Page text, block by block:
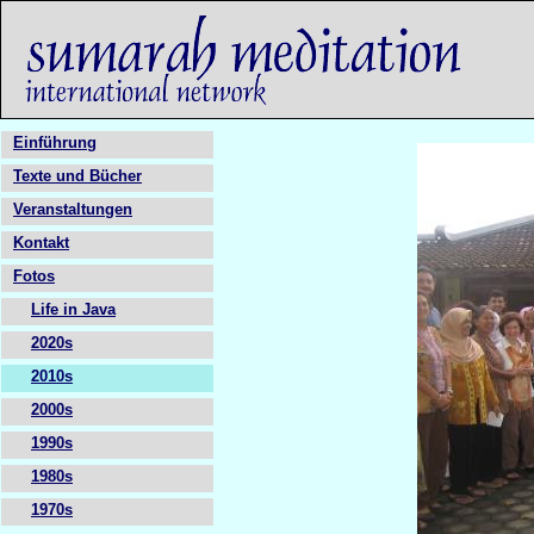
Einführung
Texte und Bücher
Veranstaltungen
Kontakt
Fotos
Life in Java
2020s
2010s
2000s
1990s
1980s
1970s